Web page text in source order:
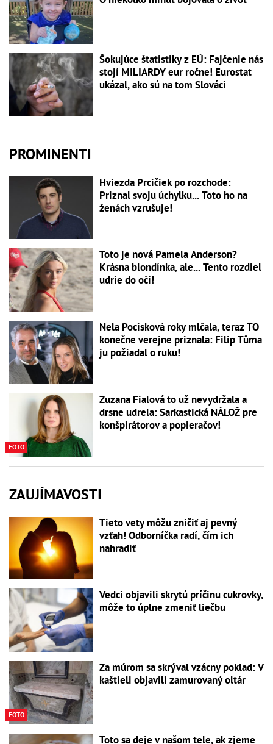
Šokujúce štatistiky z EÚ: Fajčenie nás
stojí MILIARDY eur ročne! Eurostat
ukázal, ako sú na tom Slováci
PROMINENTI
Hviezda Prcičiek po rozchode:
Priznal svoju úchylku... Toto ho na
ženách vzrušuje!
Toto je nová Pamela Anderson?
Krásna blondínka, ale... Tento rozdiel
udrie do očí!
Nela Pocisková roky mlčala, teraz TO
konečne verejne priznala: Filip Tůma
ju požiadal o ruku!
FOTO
Zuzana Fialová to už nevydržala a
drsne udrela: Sarkastická NÁLOŽ pre
konšpirátorov a popieračov!
ZAUJÍMAVOSTI
Tieto vety môžu zničiť aj pevný
vzťah! Odborníčka radí, čím ich
nahradiť
Vedci objavili skrytú príčinu cukrovky,
môže to úplne zmeniť liečbu
FOTO
Za múrom sa skrýval vzácny poklad: V
kaštieli objavili zamurovaný oltár
Toto sa deje v našom tele, ak zjeme